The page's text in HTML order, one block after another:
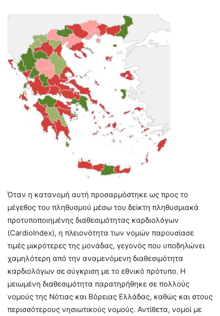
Όταν η κατανομή αυτή προσαρμόστηκε ως προς το
μέγεθος του πληθυσμού μέσω του δείκτη πληθυσμιακά
προτυποποιημένης διαθεσιμότητας καρδιολόγων
(CardioIndex), η πλειονότητα των νομών παρουσίασε
τιμές μικρότερες της μονάδας, γεγονός που υποδηλώνει
χαμηλότερη από την αναμενόμενη διαθεσιμότητα
καρδιολόγων σε σύγκριση με το εθνικό πρότυπο. Η
μειωμένη διαθεσιμότητα παρατηρήθηκε σε πολλούς
νομούς της Νότιας και Βόρειας Ελλάδας, καθώς και στους
περισσότερους νησιωτικούς νομούς. Αντίθετα, νομοί με